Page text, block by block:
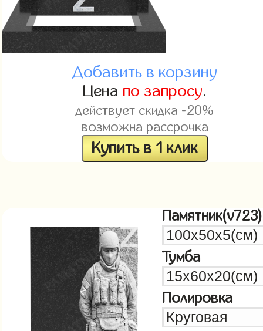
Добавить в корзину
Цена по запросу.
действует скидка -20%
возможна рассрочка
Купить в 1 клик
Памятник(v723)
Тумба
Полировка